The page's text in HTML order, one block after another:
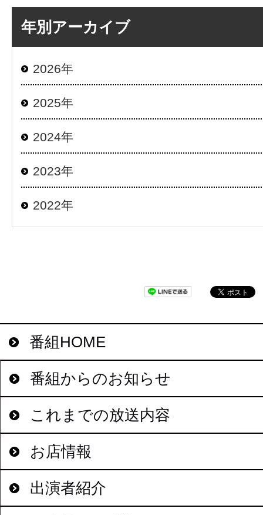
年別アーカイブ
2026年
2025年
2024年
2023年
2022年
番組HOME
番組からのお知らせ
これまでの放送内容
お店情報
出演者紹介